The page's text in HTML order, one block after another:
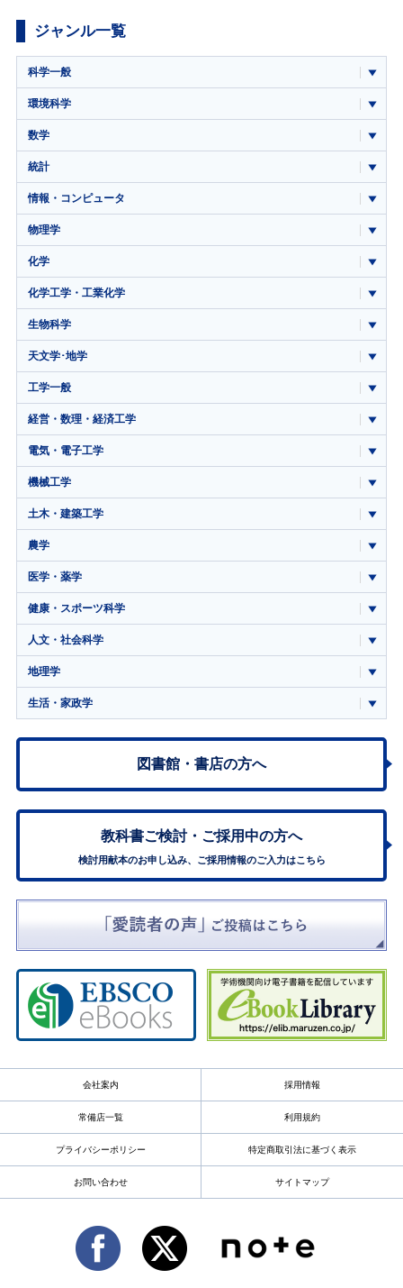
ジャンル一覧
科学一般
環境科学
数学
統計
情報・コンピュータ
物理学
化学
化学工学・工業化学
生物科学
天文学･地学
工学一般
経営・数理・経済工学
電気・電子工学
機械工学
土木・建築工学
農学
医学・薬学
健康・スポーツ科学
人文・社会科学
地理学
生活・家政学
図書館・書店の方へ
教科書ご検討・ ご採用中の方へ
検討用献本のお申し込み、ご採用情報のご入力はこちら
会社案内 採用情報
常備店一覧 利用規約
プライバシーポリシー 特定商取引法に基づく表示
お問い合わせ サイトマップ